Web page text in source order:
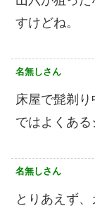
すけどね。
名無しさん
床屋で髭剃
ではよくある
名無しさん
とりあえず